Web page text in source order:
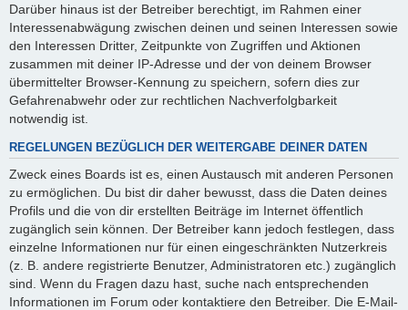
Darüber hinaus ist der Betreiber berechtigt, im Rahmen einer
Interessenabwägung zwischen deinen und seinen Interessen sowie
den Interessen Dritter, Zeitpunkte von Zugriffen und Aktionen
zusammen mit deiner IP-Adresse und der von deinem Browser
übermittelter Browser-Kennung zu speichern, sofern dies zur
Gefahrenabwehr oder zur rechtlichen Nachverfolgbarkeit
notwendig ist.
REGELUNGEN BEZÜGLICH DER WEITERGABE DEINER DATEN
Zweck eines Boards ist es, einen Austausch mit anderen Personen
zu ermöglichen. Du bist dir daher bewusst, dass die Daten deines
Profils und die von dir erstellten Beiträge im Internet öffentlich
zugänglich sein können. Der Betreiber kann jedoch festlegen, dass
einzelne Informationen nur für einen eingeschränkten Nutzerkreis
(z. B. andere registrierte Benutzer, Administratoren etc.) zugänglich
sind. Wenn du Fragen dazu hast, suche nach entsprechenden
Informationen im Forum oder kontaktiere den Betreiber. Die E-Mail-